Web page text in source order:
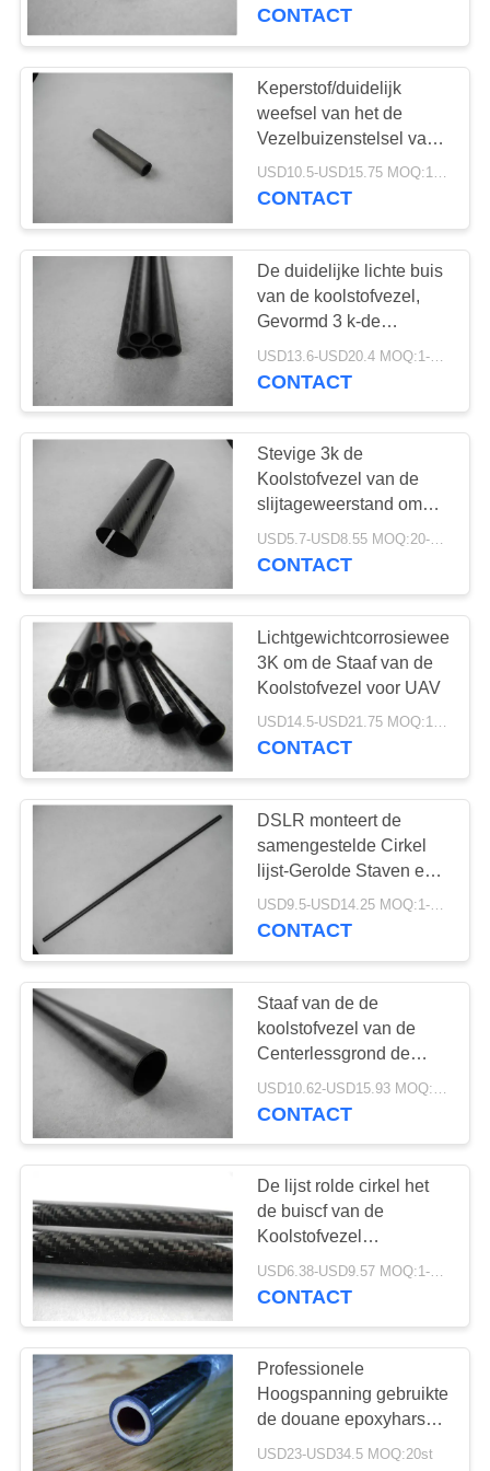
ONS
OM EEN
CITAAT
SITEMAP
PRIVACY
Koolstofvezel
Telescopische Pool
De Vezelbuis van de
gloeidraad
Gekronkelde
Koolstof
De Samengestelde
Plaat van de
koolstofvezel
De Staaf van de
koolstofvezel
22
glasvezelpolen
CNC aluminium
onderdelen
31
Koolstofvezel voor
CONTACT
Keperstof/duidelijk
weefsel van het de
Vezelbuizenstelsel van
de Oppervlaktekoolstof
model de
USD10.5-USD15.75 MOQ:1-10stuks
CONTACT
De duidelijke lichte buis
van de koolstofvezel,
Gevormd 3 k-de
Staafrondschrijven van
de koolstofvezel
CONTACT
Stevige 3k de
Koolstofvezel van de
slijtageweerstand om
Buis/Pijp uvstraling
USD5.7-USD8.55 MOQ:20-50pcs
CONTACT
3K om de Staaf van de
Koolstofvezel voor UAV
USD14.5-USD21.75 MOQ:1-10stuks
CONTACT
DSLR monteert de
samengestelde Cirkel
lijst-Gerolde Staven en
de Buizen van de
Koolstofvezel
USD9.5-USD14.25 MOQ:1-10stuks
CONTACT
Staaf van de de
koolstofvezel van de
Centerlessgrond de
Vlotte/het door buizen
leiden voor Helikopter
CONTACT
De lijst rolde cirkel het
de buiscf van de
Koolstofvezel
Keperstof3k Glanzende
OD Tolerantie ±0.10mm
USD6.38-USD9.57 MOQ:1-10stuks
CONTACT
Professionele
Hoogspanning gebruikte
de douane epoxyhars
van de Glasvezel
USD23-USD34.5 MOQ:20st